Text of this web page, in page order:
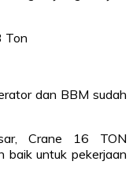
Ton
dan BBM sudah
Crane 16 TON
baik untuk pekerjaan